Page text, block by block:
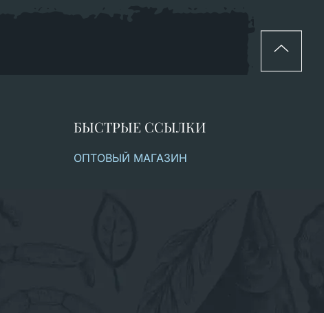
БЫСТРЫЕ ССЫЛКИ
ОПТОВЫЙ МАГАЗИН